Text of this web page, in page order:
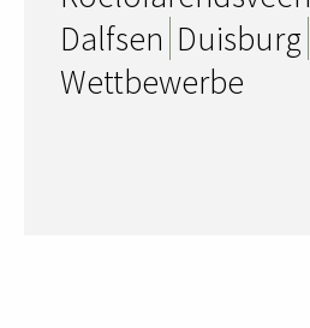
Dalfsen Duisburg
Wettbewerbe